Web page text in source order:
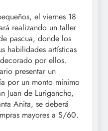
el viernes 18
realizando un taller
pascua, donde los
habilidades artísticas
por ellos.
presentar un
por un monto mínimo
Juan de Lurigancho,
Anita, se deberá
mayores a S/60.